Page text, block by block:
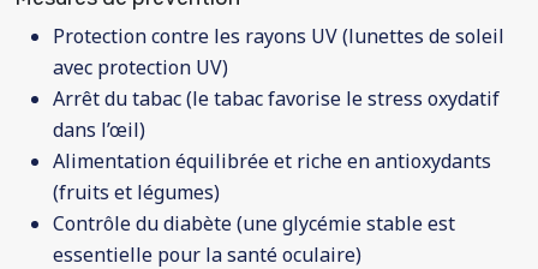
Protection contre les rayons UV (lunettes de soleil
avec protection UV)
Arrêt du tabac (le tabac favorise le stress oxydatif
dans l’œil)
Alimentation équilibrée et riche en antioxydants
(fruits et légumes)
Contrôle du diabète (une glycémie stable est
essentielle pour la santé oculaire)